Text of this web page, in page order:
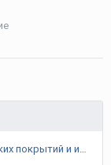
Как повысить качество гальванических покрытий и избавиться от брака?